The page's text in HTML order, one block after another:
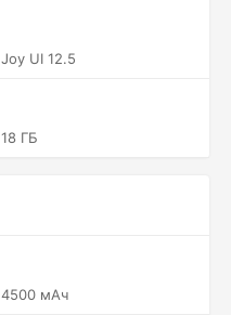
Joy UI 12.5
18 ГБ
4500 мАч